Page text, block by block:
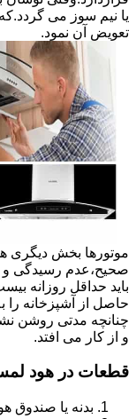
یا نیم سوز می
تعویض آن نمود.
موتورها بخش دیگری
صحیح،عدم رسیدگی و
باید حداقل روزانه
حاصل از آشپزخانه را
چنانچه مدتی روشن
و از کار می افتد.
قطعات در هود
بدنه یا صندوق